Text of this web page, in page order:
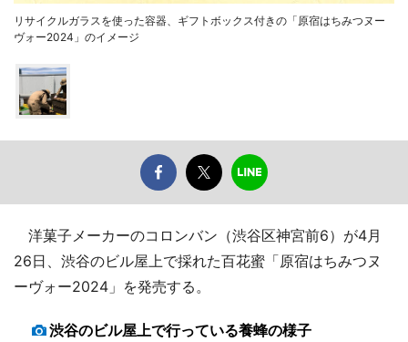
リサイクルガラスを使った容器、ギフトボックス付きの「原宿はちみつヌー
ヴォー2024」のイメージ
洋菓子メーカーのコロンバン（渋谷区神宮前6）が4月
26日、渋谷のビル屋上で採れた百花蜜「原宿はちみつヌ
ーヴォー2024」を発売する。
渋谷のビル屋上で行っている養蜂の様子